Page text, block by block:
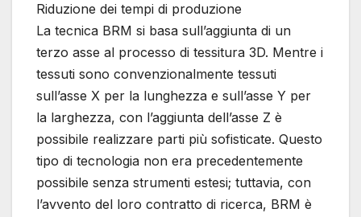
Riduzione dei tempi di produzione
La tecnica BRM si basa sull’aggiunta di un
terzo asse al processo di tessitura 3D. Mentre i
tessuti sono convenzionalmente tessuti
sull’asse X per la lunghezza e sull’asse Y per
la larghezza, con l’aggiunta dell’asse Z è
possibile realizzare parti più sofisticate. Questo
tipo di tecnologia non era precedentemente
possibile senza strumenti estesi; tuttavia, con
l’avvento del loro contratto di ricerca, BRM è